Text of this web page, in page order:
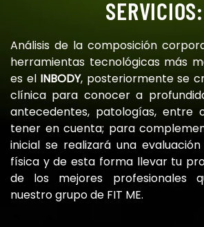
SERVICIOS:
Análisis de la composición
herramientas tecnológicas más
es el INBODY, posteriormente se
clínica para conocer a
antecedentes, patologías, entre
tener en cuenta; para
inicial se realizará una
física y de esta forma llevar tu
de los mejores profesionales
nuestro grupo de FIT ME.